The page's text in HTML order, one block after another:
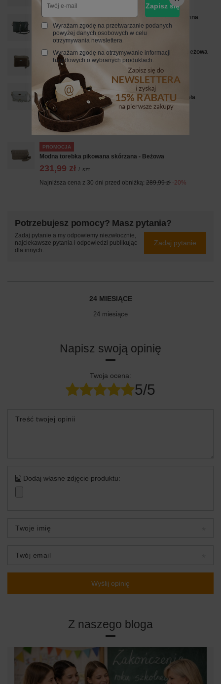
Torebka skórzana z ozdobnym frędzlem - Zielona ciemna
279,99 zł / szt.
Codzienna torebka ze skóry naturalnej z zamszem - Beżowa
199,99 zł
PROMOCJA
Skórzana torebka na ramię z plecionym paskiem - Biała
223,99 zł szt.
Najniższa cena z 30 dni przed obniżką:
Cena regularna:319,99 zł
PROMOCJA
Modna torebka pikowana skórzana - Beżowa
231,99 zł / szt.
Najniższa cena z 30 dni przed obniżką: 289,99 zł -20%
Potrzebujesz pomocy? Masz pytania?
Zadaj pytanie a my odpowiemy niezwłocznie,
najciekawsze pytania i odpowiedzi publikując
dla innych.
Zadaj pytanie
24 MIESIĄCE
24 miesiące
Napisz swoją opinię
Twoja ocena:
5/5
Treść twojej opinii
Dodaj własne zdjęcie produktu:
Twoje imię
Twój email
Wyślij opinię
Z naszego bloga
Zapisz się
Wyrażam zgodę na przetwarzanie podanych
powyżej danych osobowych w celu
otrzymywania newslettera
Wyrażam zgodę na otrzymywanie informacji
handlowych o wybranych produktach.